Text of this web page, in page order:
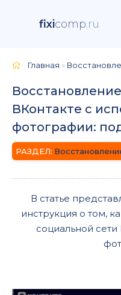
fixicomp.ru
Главная »
ВКонтакте с
фотографии:
В статье
инструкция о том,
социальной